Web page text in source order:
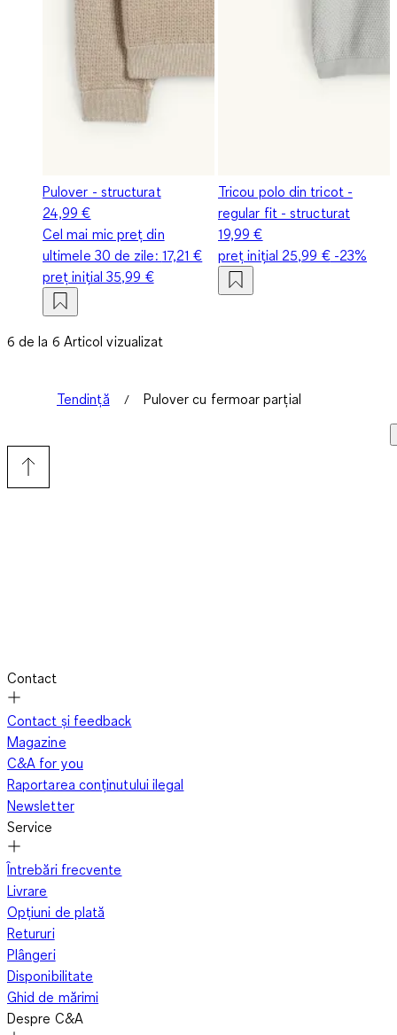
Pulover - structurat
24,99 €
Cel mai mic preț din
ultimele 30 de zile: 17,21 €
preț inițial35,99 €
Tricou polo din tricot -
regular fit - structurat
19,99 €
preț inițial 25,99 €-23%
6 de la 6 Articol vizualizat
Tendință Pulover cu fermoar parțial
Contact
Contact și feedback
Magazine
C&A for you
Raportarea conținutului ilegal
Newsletter
Service
Întrebări frecvente
Livrare
Opțiuni de plată
Retururi
Plângeri
Disponibilitate
Ghid de mărimi
Despre C&A